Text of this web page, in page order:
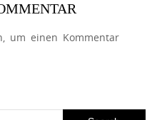
um einen Kommentar